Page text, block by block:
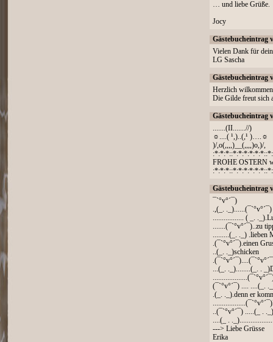
… und liebe Grüße.
Jocy
Gästebucheintrag
Vielen Dank für
LG Sascha
Gästebucheintrag
Herzlich
Die Gilde freut sich
Gästebucheintrag
.......(II.......//)
☼....( ¹,)..(,¹ )….☼
)/,o(,,,,)__(,,,,)o,)/,
FROHE OSTERN
Gästebucheintrag
¯`°v°´¯)
.,(_.
................. ( _.
.......(¯`°v°´¯)..zu
.........(_. ._) .lieben
.(¯`°v°´¯).einen
..(_. ._)schicken
...(_. ._)........(_. .
(¯`°v°´¯) .... ....(_.
.(_. ._).denn er
..(¯`°v°´¯) .....(_ .
....(_ .
---> Liebe Grüsse
Erika